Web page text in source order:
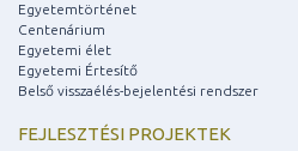
Egyetemtörténet
Centenárium
Egyetemi élet
Egyetemi Értesítő
Belső visszaélés-bejelentési rendszer
FEJLESZTÉSI PROJEKTEK